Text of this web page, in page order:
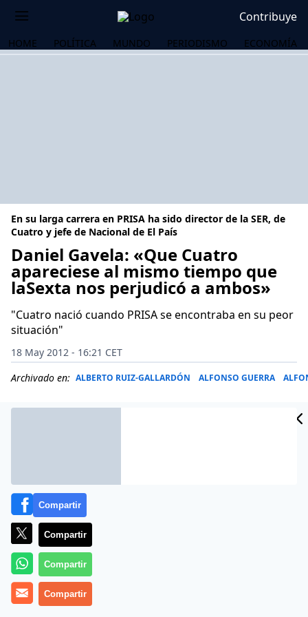
Contribuye
HOME POLÍTICA MUNDO PERIODISMO ECONOMÍA
En su larga carrera en PRISA ha sido director de la SER, de
Cuatro y jefe de Nacional de El País
Daniel Gavela: «Que Cuatro
apareciese al mismo tiempo que
laSexta nos perjudicó a ambos»
"Cuatro nació cuando PRISA se encontraba en su peor
situación"
18 May 2012 - 16:21 CET
Archivado en: ALBERTO RUIZ-GALLARDÓN ALFONSO GUERRA
Daniel Gavela es una de las figuras más importantes
Compartir
Compartir
Compartir
Compartir